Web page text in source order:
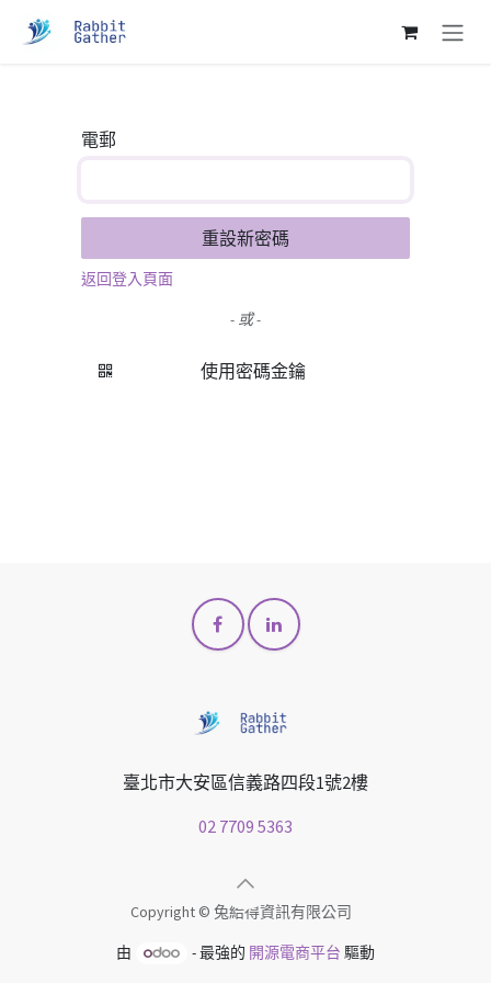
電郵
重設新密碼
返回登入頁面
- 或 -
使用密碼金鑰
臺北市大安區信義路四段1號2樓
02 7709 5363
Copyright © 兔給得資訊有限公司
由 - 最強的 開源電商平台 驅動